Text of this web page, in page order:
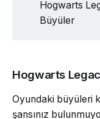
Hogwarts
Büyüler
Hogwarts
Oyundaki büyüleri
şansınız